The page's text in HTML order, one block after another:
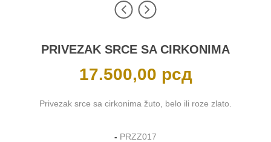
PRIVEZAK SRCE SA CIRKONIMA
17.500,00 рсд
Privezak srce sa cirkonima žuto, belo ili roze zlato.
- PRZZ017